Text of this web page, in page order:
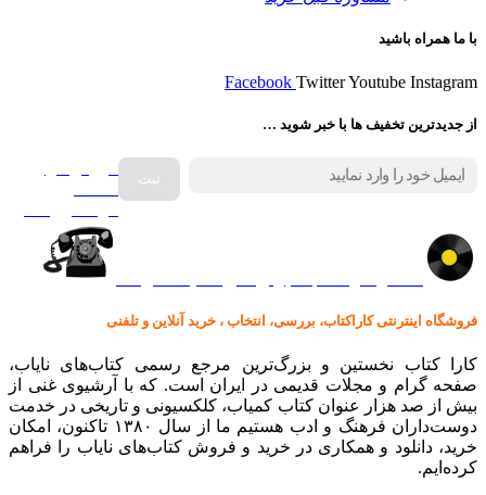
با ما همراه باشید
Facebook TwitterYoutube Instagram
از جدیدترین تخفیف ها با خبر شوید …
فروش انواع
فروشگاه اینترنتی کاراکتاب، بررسی، انتخاب ، خرید آنلاین و تلفنی
کارا کتاب نخستین و بزرگ‌ترین مرجع رسمی کتاب‌های نایاب،
صفحه گرام و مجلات قدیمی در ایران است. که با آرشیوی غنی از
بیش از صد هزار عنوان کتاب کمیاب، کلکسیونی و تاریخی در خدمت
دوست‌داران فرهنگ و ادب هستیم ما از سال ۱۳۸۰ تاکنون، امکان
خرید، دانلود و همکاری در خرید و فروش کتاب‌های نایاب را فراهم
کرده‌ایم.